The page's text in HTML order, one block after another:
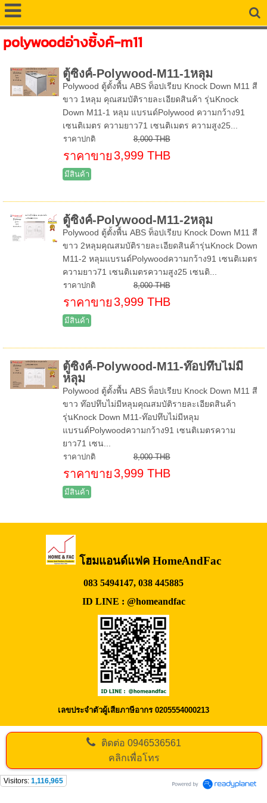
polywoodอ่างซิ้งค์-m11
ตู้ซิงค์-Polywood-M11-1หลุม
Polywood ตู้ตั้งพื้น ABS ท็อปเรียบ Knock Down M11 สี
ขาว 1หลุม คุณสมบัติรายละเอียดสินค้า รุ่นKnock
Down M11-1 หลุม แบรนด์Polywood ความกว้าง91
เซนติเมตร ความยาว71 เซนติเมตร ความสูง25...
ราคาปกติ 8,000 THB
ราคาขาย3,999 THB
มีสินค้า
ตู้ซิงค์-Polywood-M11-2หลุม
Polywood ตู้ตั้งพื้น ABS ท็อปเรียบ Knock Down M11 สี
ขาว 2หลุมคุณสมบัติรายละเอียดสินค้ารุ่นKnock Down
M11-2 หลุมแบรนด์Polywoodความกว้าง91 เซนติเมตร
ความยาว71 เซนติเมตรความสูง25 เซนติ...
ราคาปกติ 8,000 THB
ราคาขาย3,999 THB
มีสินค้า
ตู้ซิงค์-Polywood-M11-ท๊อปทึบไม่มี
หลุม
Polywood ตู้ตั้งพื้น ABS ท็อปเรียบ Knock Down M11 สี
ขาว ท๊อปทึบไม่มีหลุมคุณสมบัติรายละเอียดสินค้า
รุ่นKnock Down M11-ท๊อปทึบไม่มีหลุม
แบรนด์Polywoodความกว้าง91 เซนติเมตรความ
ยาว71 เซน...
ราคาปกติ 8,000 THB
ราคาขาย3,999 THB
มีสินค้า
โฮมแอนด์แฟค HomeAndFac
083 5494147, 038 445885
ID LINE : @homeandfac
เลขประจำตัวผู้เสียภาษีอากร 0205554000213
ติดต่อ0946536561
คลิกเพื่อโทร
Visitors: 1,116,965